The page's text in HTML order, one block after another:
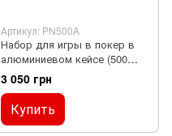
Артикул: PN500A
Набор для игры в покер в
алюминиевом кейсе (500
фишек)
3 050 грн
Купить